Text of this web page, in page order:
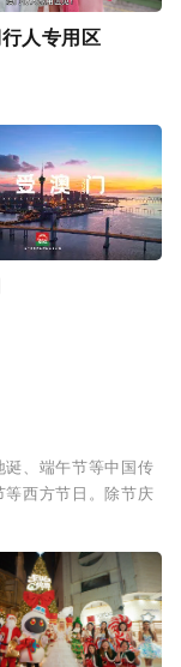
人专用区
、端午节等中国传
西方节日。除节庆